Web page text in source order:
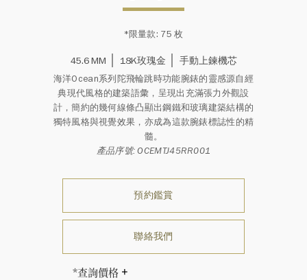
*限量款: 75 枚
45.6 MM 18K玫瑰金 手動上鍊機芯
海洋Ocean系列陀飛輪跳時功能腕錶的靈感源自經
典現代風格的建築語彙，呈現出充滿張力外觀設
計，簡約的幾何線條凸顯出鋼鐵和玻璃建築結構的
獨特風格與視覺效果，亦成為這款腕錶標誌性的精
髓。
產品序號: OCEMTJ45RR001
預約鑑賞
聯絡我們
*查詢價格